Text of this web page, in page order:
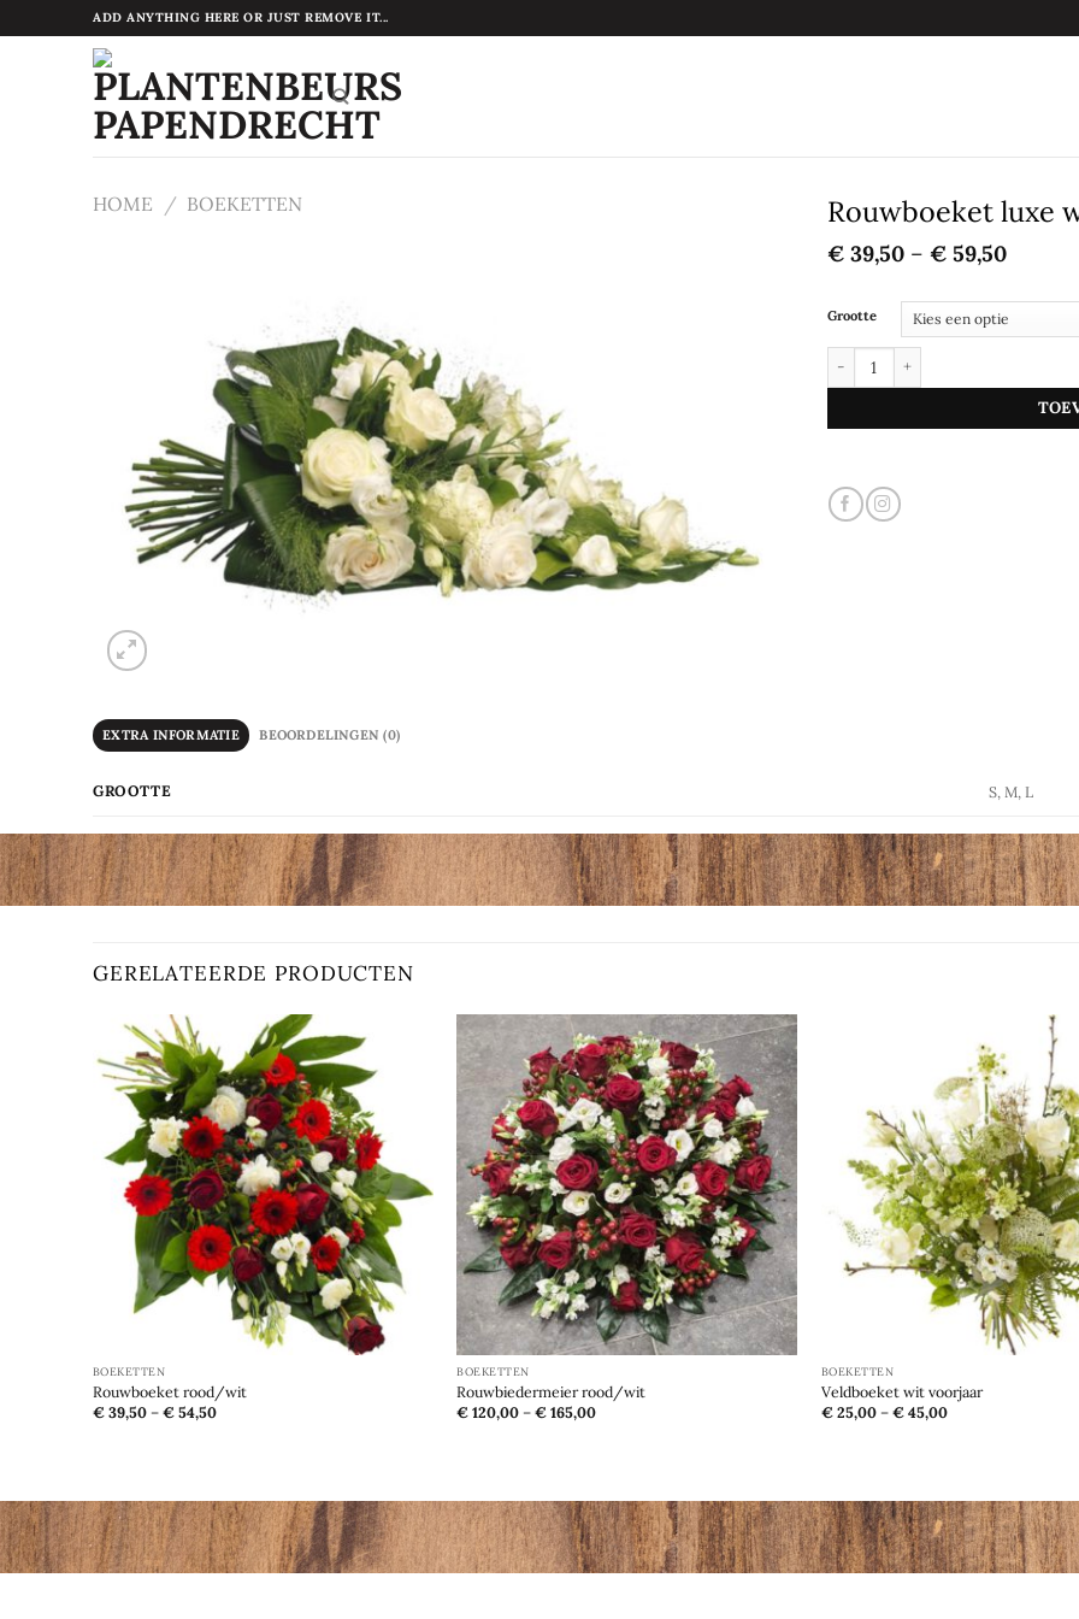
naar
ADD ANYTHING HERE OR JUST REMOVE IT...
HOME / BOEKETTEN Rouwboeket luxe
€ 39,50 – € 59,50
Grootte
EXTRA INFORMATIE BEOORDELINGEN (0)
GROOTTE S, M, L
GERELATEERDE PRODUCTEN
Toevoegen
verlanglijst
BOEKETTEN
Rouwboeket rood/wit
€39,50– €54,50
Toevoegen
aan
verlanglijst
BOEKETTEN
Rouwbiedermeier rood/wit
€ 120,00 –€ 165,00
BOEKETTEN
Veldboeket wit voorjaar
€25,00– €45,00